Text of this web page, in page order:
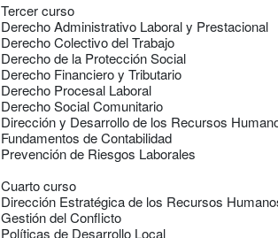
Tercer curso
Derecho Administrativo Laboral y Prestacional
Derecho Colectivo del Trabajo
Derecho de la Protección Social
Derecho Financiero y Tributario
Derecho Procesal Laboral
Derecho Social Comunitario
Dirección y Desarrollo de los Recursos
Fundamentos de Contabilidad
Prevención de Riesgos Laborales
Cuarto curso
Dirección Estratégica de los Recursos
Gestión del Conflicto
Políticas de Desarrollo Local